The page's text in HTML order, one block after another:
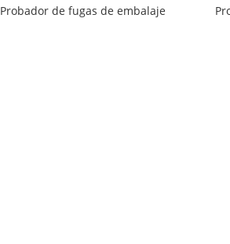
Probador de fugas de embalaje